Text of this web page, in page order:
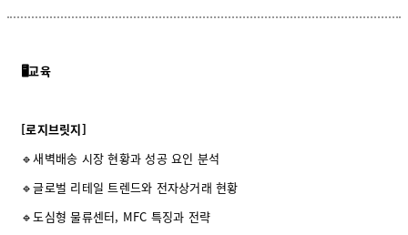
🖥️교육
[로지브릿지]
🔹새벽배송 시장 현황과 성공 요인 분석
🔹글로벌 리테일 트렌드와 전자상거래 현황
🔹도심형 물류센터, MFC 특징과 전략